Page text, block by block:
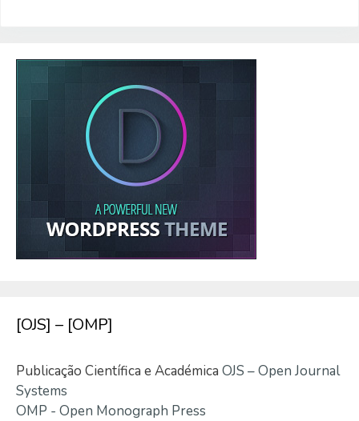
[OJS] – [OMP]
Publicação Científica e Académica OJS – Open Journal
Systems
OMP - Open Monograph Press